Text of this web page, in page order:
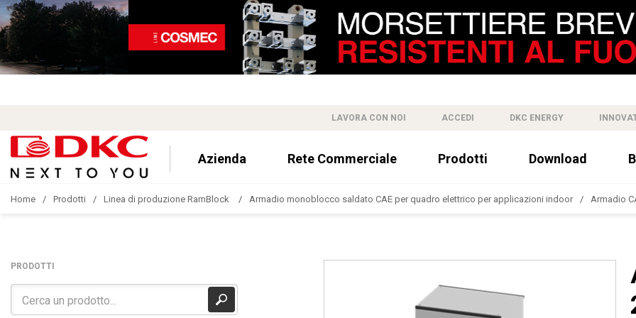
LAVORA CON NOI ACCEDI DKC ENERGY
Azienda Rete Commerciale Prodotti Download
Home Prodotti Linea di produzione RamBlock Armadio monoblocco saldato CAE per quadro elettrico per applicazioni indoor Armadio
PRODOTTI